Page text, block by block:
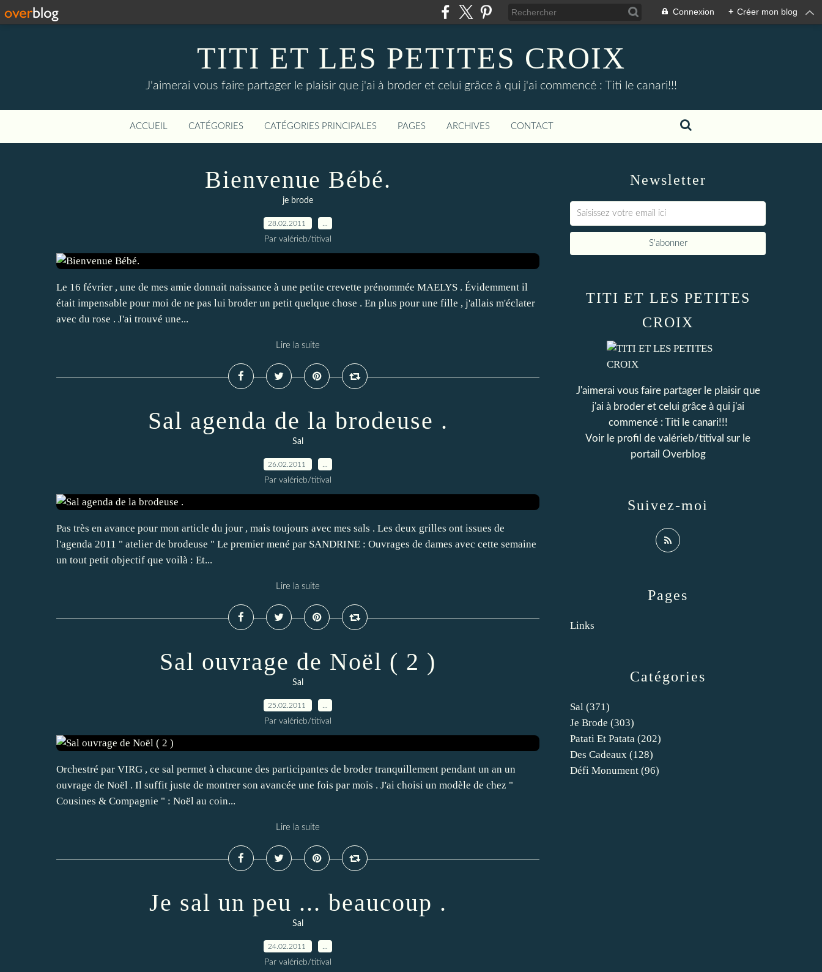
Connexion + Créer mon blog
TITI ET LES PETITES CROIX
J'aimerai vous faire partager le plaisir que j'ai à broder et celui grâce à qui j'ai commencé : Titi le canari!!!
ACCUEIL CATÉGORIES CATÉGORIES PRINCIPALES PAGES ARCHIVES CONTACT
Bienvenue Bébé.
je brode
28.02.2011
Par valérieb/titival
Le 16 février , une de mes amie donnait naissance à une petite crevette prénommée MAELYS . Évidemment il
était impensable pour moi de ne pas lui broder un petit quelque chose . En plus pour une fille , j'allais m'éclater
avec du rose . J'ai trouvé une...
Lire la suite
Sal agenda de la brodeuse .
Sal
26.02.2011
Par valérieb/titival
Pas très en avance pour mon article du jour , mais toujours avec mes sals . Les deux grilles ont issues de
l'agenda 2011 " atelier de brodeuse " Le premier mené par SANDRINE : Ouvrages de dames avec cette semaine
un tout petit objectif que voilà : Et...
Lire la suite
Sal ouvrage de Noël ( 2 )
Sal
25.02.2011
Par valérieb/titival
Orchestré par VIRG , ce sal permet à chacune des participantes de broder tranquillement pendant un an un
ouvrage de Noël . Il suffit juste de montrer son avancée une fois par mois . J'ai choisi un modèle de chez "
Cousines & Compagnie " : Noël au coin...
Lire la suite
Je sal un peu ... beaucoup .
Sal
24.02.2011
Par valérieb/titival
Newsletter
Catégories
Sal (371)
Je Brode (303)
Patati Et Patata (202)
Des Cadeaux (128)
Défi Monument (96)
Pages
Links
TITI ET LES PETITES
CROIX
J'aimerai vous faire partager le plaisir que
j'ai à broder et celui grâce à qui j'ai
commencé : Titi le canari!!!
Voir le profil de valérieb/titival sur le
portail Overblog
Suivez-moi